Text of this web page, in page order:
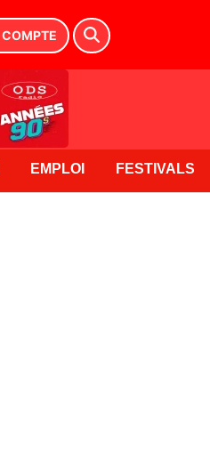
COMPTE
EMPLOI FESTIVALS